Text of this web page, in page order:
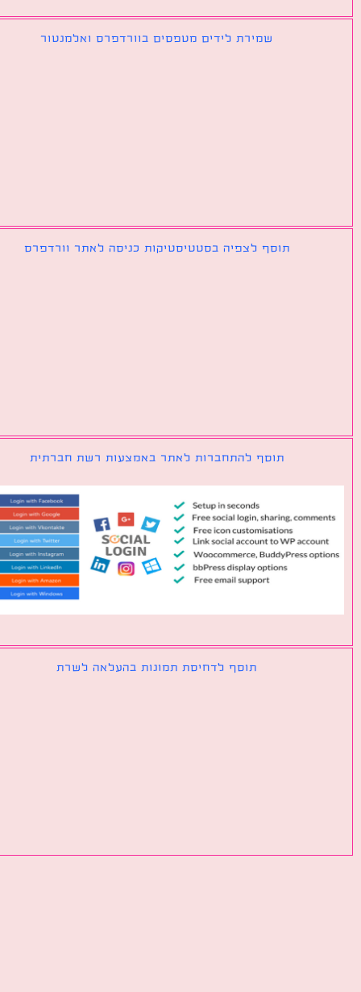
שמירת לידים מטפסים בוורדפרס ואלמנטור
תוסף לצפיה בסטטיסטיקות כניסה לאתר וורדפרס
תוסף להתחברות לאתר באמצעות רשת חברתית
תוסף לדחיסת תמונות בהעלאה לשרת